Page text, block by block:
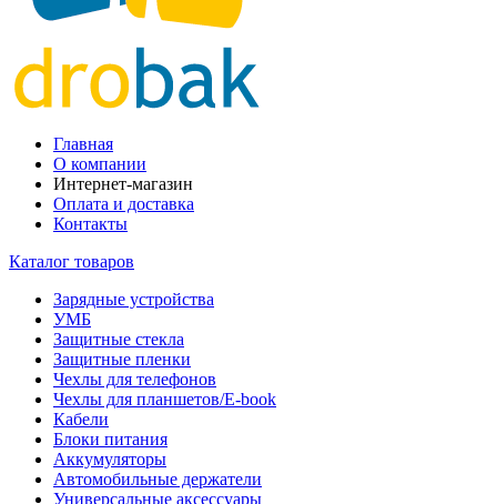
Главная
О компании
Интернет-магазин
Оплата и доставка
Контакты
Каталог товаров
Зарядные устройства
УМБ
Защитные стекла
Защитные пленки
Чехлы для телефонов
Чехлы для планшетов/E-book
Кабели
Блоки питания
Аккумуляторы
Автомобильные держатели
Универсальные аксессуары